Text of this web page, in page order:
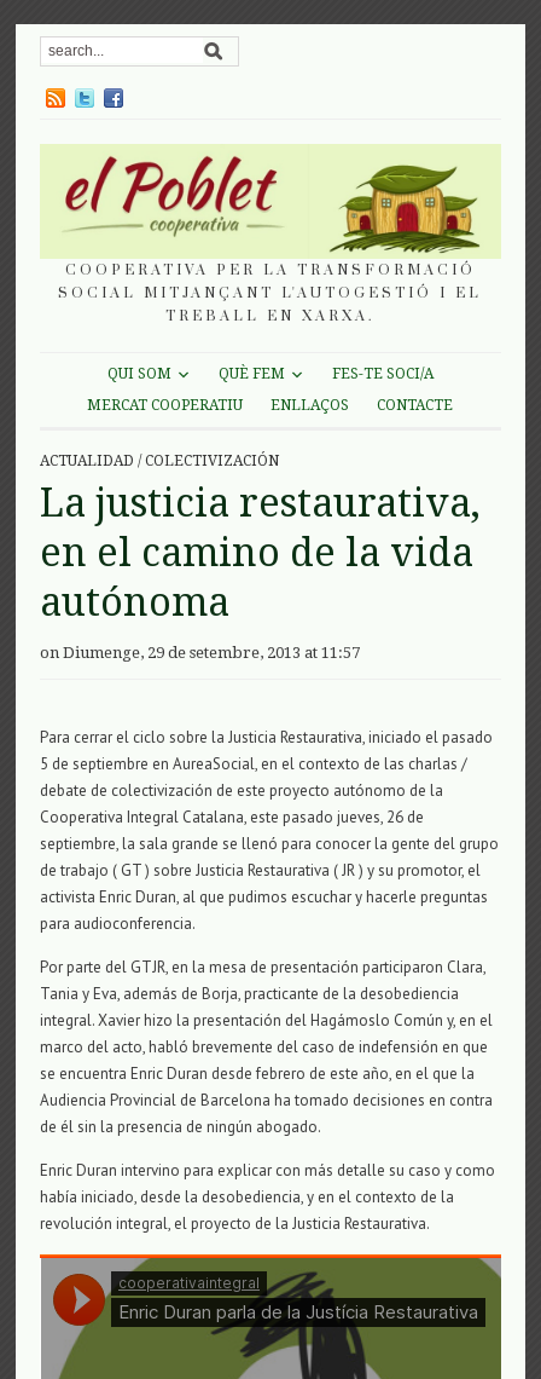
COOPERATIVA PER LA TRANSFORMACIÓ
SOCIAL MITJANÇANT L'AUTOGESTIÓ I EL
TREBALL EN XARXA.
QUI SOM QUÈ FEM
FES-TE SOCI/A
MERCAT COOPERATIU
ENLLAÇOS CONTACTE
ACTUALIDAD /COLECTIVIZACIÓN
La justicia restaurativa,
en el camino de la vida
autónoma
on Diumenge, 29 de setembre, 2013 at 11:57
Para cerrar el ciclo sobre la Justicia Restaurativa, iniciado el pasado
5 de septiembre en AureaSocial, en el contexto de las charlas /
debate de colectivización de este proyecto autónomo de la
Cooperativa Integral Catalana, este pasado jueves, 26 de
septiembre, la sala grande se llenó para conocer la gente del grupo
de trabajo ( GT ) sobre Justicia Restaurativa ( JR ) y su promotor, el
activista Enric Duran, al que pudimos escuchar y hacerle preguntas
para audioconferencia.
Por parte del GTJR, en la mesa de presentación participaron Clara,
Tania y Eva, además de Borja, practicante de la desobediencia
integral. Xavier hizo la presentación del Hagámoslo Común y, en el
marco del acto, habló brevemente del caso de indefensión en que
se encuentra Enric Duran desde febrero de este año, en el que la
Audiencia Provincial de Barcelona ha tomado decisiones en contra
de él sin la presencia de ningún abogado.
Enric Duran intervino para explicar con más detalle su caso y como
había iniciado, desde la desobediencia, y en el contexto de la
revolución integral, el proyecto de la Justicia Restaurativa.